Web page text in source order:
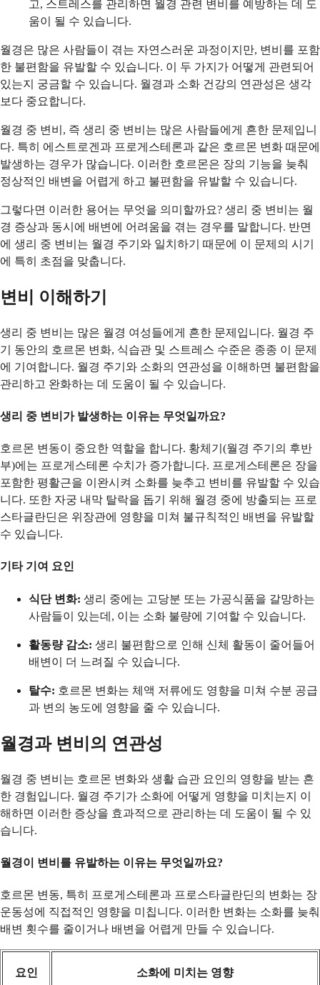
고, 스트레스를 관리하면 월경 관련 변비를 예방하는 데 도
움이 될 수 있습니다.
월경은 많은 사람들이 겪는 자연스러운 과정이지만, 변비를 포함
한 불편함을 유발할 수 있습니다. 이 두 가지가 어떻게 관련되어
있는지 궁금할 수 있습니다. 월경과 소화 건강의 연관성은 생각
보다 중요합니다.
월경 중 변비, 즉 생리 중 변비는 많은 사람들에게 흔한 문제입니
다. 특히 에스트로겐과 프로게스테론과 같은 호르몬 변화 때문에
발생하는 경우가 많습니다. 이러한 호르몬은 장의 기능을 늦춰
정상적인 배변을 어렵게 하고 불편함을 유발할 수 있습니다.
그렇다면 이러한 용어는 무엇을 의미할까요? 생리 중 변비는 월
경 증상과 동시에 배변에 어려움을 겪는 경우를 말합니다. 반면
에 생리 중 변비는 월경 주기와 일치하기 때문에 이 문제의 시기
에 특히 초점을 맞춥니다.
변비 이해하기
생리 중 변비는 많은 월경 여성들에게 흔한 문제입니다. 월경 주
기 동안의 호르몬 변화, 식습관 및 스트레스 수준은 종종 이 문제
에 기여합니다. 월경 주기와 소화의 연관성을 이해하면 불편함을
관리하고 완화하는 데 도움이 될 수 있습니다.
생리 중 변비가 발생하는 이유는 무엇일까요?
호르몬 변동이 중요한 역할을 합니다. 황체기(월경 주기의 후반
부)에는 프로게스테론 수치가 증가합니다. 프로게스테론은 장을
포함한 평활근을 이완시켜 소화를 늦추고 변비를 유발할 수 있습
니다. 또한 자궁 내막 탈락을 돕기 위해 월경 중에 방출되는 프로
스타글란딘은 위장관에 영향을 미쳐 불규칙적인 배변을 유발할
수 있습니다.
기타 기여 요인
식단 변화: 생리 중에는 고당분 또는 가공식품을 갈망하는
사람들이 있는데, 이는 소화 불량에 기여할 수 있습니다.
활동량 감소: 생리 불편함으로 인해 신체 활동이 줄어들어
배변이 더 느려질 수 있습니다.
탈수: 호르몬 변화는 체액 저류에도 영향을 미쳐 수분 공급
과 변의 농도에 영향을 줄 수 있습니다.
월경과 변비의 연관성
월경 중 변비는 호르몬 변화와 생활 습관 요인의 영향을 받는 흔
한 경험입니다. 월경 주기가 소화에 어떻게 영향을 미치는지 이
해하면 이러한 증상을 효과적으로 관리하는 데 도움이 될 수 있
습니다.
월경이 변비를 유발하는 이유는 무엇일까요?
호르몬 변동, 특히 프로게스테론과 프로스타글란딘의 변화는 장
운동성에 직접적인 영향을 미칩니다. 이러한 변화는 소화를 늦춰
배변 횟수를 줄이거나 배변을 어렵게 만들 수 있습니다.
요인 소화에 미치는 영향